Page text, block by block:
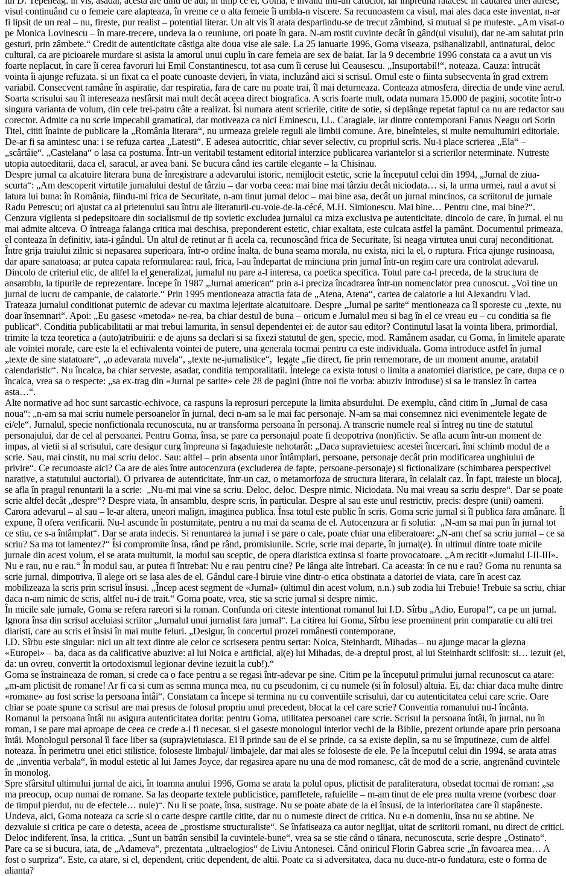
visul continuând cu o femeie care alapteaza, în vreme ce o alta femeie îi umbla-n viscere. Sa recunoastem ca visul, mai ales daca este inventat, n-ar
fi lipsit de un real – nu, fireste, pur realist – potential literar. Un alt vis îl arata despartindu-se de trecut zâmbind, si mutual si pe muteste. „Am visat-o
pe Monica Lovinescu – în mare-trecere, undeva la o reuniune, ori poate în gara. N-am rostit cuvinte decât în gând(ul visului), dar ne-am salutat prin
gesturi, prin zâmbete.“ Credit de autenticitate câstiga alte doua vise ale sale. La 25 ianuarie 1996, Goma viseaza, psihanalizabil, antinatural, deloc
cultural, ca are picioarele murdare si asista la amorul unui cuplu în care femeia are sex de baiat. Iar la 9 decembrie 1996 constata ca a avut un vis
foarte neplacut, în care îi cerea favoruri lui Emil Constantinescu, tot asa cum îi ceruse lui Ceausescu. „Insuportabil!“, noteaza. Cauza: întrucât
vointa îi ajunge refuzata. si un fixat ca el poate cunoaste devieri, în viata, incluzând aici si scrisul. Omul este o fiinta subsecventa în grad extrem
variabil. Consecvent ramâne în aspiratie, dar respiratia, fara de care nu poate trai, îl mai deturneaza. Conteaza atmosfera, directia de unde vine aerul.
Soarta scrisului sau îl intereseaza nesfârsit mai mult decât aceea direct biografica. A scris foarte mult, odata numara 15.000 de pagini, socotite într-o
singura varianta de volum, din cele trei-patru câte a realizat. Îsi numara atent scrierile, citite de sotie, si deplânge repetat faptul ca nu are redactor sau
corector. Admite ca nu scrie impecabil gramatical, dar motiveaza ca nici Eminescu, I.L. Caragiale, iar dintre contemporani Fanus Neagu ori Sorin
Titel, cititi înainte de publicare la „România literara“, nu urmeaza grelele reguli ale limbii comune. Are, bineînteles, si multe nemultumiri editoriale.
De-ar fi sa amintesc una: i se refuza cartea „Latesti“. E adesea autocritic, chiar sever selectiv, cu propriul scris. Nu-i place scrierea „Ela“ –
„scârtâie“. „Castelana“ o lasa ca postuma. Într-un veritabil testament editorial interzice publicarea variantelor si a scrierilor neterminate. Nutreste
utopia autoeditarii, daca el, saracul, ar avea bani. Se bucura când ies cartile elegante – la Chisinau.
Despre jurnal ca alcatuire literara buna de înregistrare a adevarului istoric, nemijlocit estetic, scrie la începutul celui din 1994, „Jurnal de ziua-
scurta“: „Am descoperit virtutile jurnalului destul de târziu – dar vorba ceea: mai bine mai târziu decât niciodata… si, la urma urmei, raul a avut si
latura lui buna: în România, fiindu-mi frica de Securitate, n-am tinut jurnal deloc – mai bine asa, decât un jurnal mincinos, ca scriitorul de jurnale
Radu Petrescu; ori ajustat ca al prietenului sau întru ale literaturii-cu-voie-de-la-cécé, M.H. Simionescu. Mai bine… Pentru cine, mai bine?“.
Cenzura vigilenta si pedepsitoare din socialismul de tip sovietic excludea jurnalul ca miza exclusiva pe autenticitate, dincolo de care, în jurnal, el nu
mai admite altceva. O întreaga falanga critica mai deschisa, preponderent estetic, chiar exaltata, este culcata astfel la pamânt. Documentul primeaza,
el conteaza în definitiv, iata-i gândul. Un altul de retinut ar fi acela ca, recunoscând frica de Securitate, îsi neaga virtutea unui curaj neconditionat.
Între grija traiului zilnic si nepasarea superioara, într-o ordine înalta, de buna seama morala, nu exista, nici la el, o ruptura. Frica ajunge rusinoasa,
dar apare sanatoasa; ar putea capata reformularea: raul, frica, l-au îndepartat de minciuna prin jurnal într-un regim care ura controlat adevarul.
Dincolo de criteriul etic, de altfel la el generalizat, jurnalul nu pare a-l interesa, ca poetica specifica. Totul pare ca-l preceda, de la structura de
ansamblu, la tipurile de reprezentare. Începe în 1987 „Jurnal american“ prin a-i preciza încadrarea într-un nomenclator prea cunoscut. „Voi tine un
jurnal de lucru de campanie, de calatorie.“ Prin 1995 mentioneaza atractia fata de „Atena, Atena“, cartea de calatorie a lui Alexandru Vlad.
Trateaza jurnalul conditionat puternic de adevar cu maxima lejeritate alcatuitoare. Despre „Jurnal pe sarite“ mentioneaza ca îl sporeste cu „texte, nu
doar însemnari“. Apoi: „Eu gasesc «metoda» ne-rea, ba chiar destul de buna – oricum e Jurnalul meu si bag în el ce vreau eu – cu conditia sa fie
publicat“. Conditia publicabilitatii ar mai trebui lamurita, în sensul dependentei ei: de autor sau editor? Continutul lasat la vointa libera, primordial,
trimite la teza teoretica a (auto)atribuirii: e de ajuns sa declari si sa fixezi statutul de gen, specie, mod. Ramânem asadar, cu Goma, în limitele aparate
ale vointei morale, care este la el echivalenta vointei de putere, una generala tocmai pentru ca este individuala. Goma introduce astfel în jurnal
„texte de sine statatoare“, „o adevarata nuvela“, „texte ne-jurnalistice“, legate „fie direct, fie prin rememorare, de un moment anume, aratabil
calendaristic“. Nu încalca, ba chiar serveste, asadar, conditia temporalitatii. Întelege ca exista totusi o limita a anatomiei diaristice, pe care, dupa ce o
încalca, vrea sa o respecte: „sa ex-trag din «Jurnal pe sarite» cele 28 de pagini (între noi fie vorba: abuziv introduse) si sa le translez în cartea
asta…“.
Alte normative ad hoc sunt sarcastic-echivoce, ca raspuns la reprosuri percepute la limita absurdului. De exemplu, când citim în „Jurnal de casa
noua“: „n-am sa mai scriu numele persoanelor în jurnal, deci n-am sa le mai fac personaje. N-am sa mai consemnez nici evenimentele legate de
ei/ele“. Jurnalul, specie nonfictionala recunoscuta, nu ar transforma persoana în personaj. A transcrie numele real si întreg nu tine de statutul
personajului, dar de cel al persoanei. Pentru Goma, însa, se pare ca personajul poate fi deopotriva (non)fictiv. Se afla acum într-un moment de
impas, al vietii si al scrisului, care desigur curg împreuna si fagaduieste nehotarât: „Daca supravietuiesc acestei încercari, îmi schimb modul de a
scrie. Sau, mai cinstit, nu mai scriu deloc. Sau: altfel – prin absenta unor întâmplari, persoane, personaje decât prin modificarea unghiului de
privire“. Ce recunoaste aici? Ca are de ales între autocenzura (excluderea de fapte, persoane-personaje) si fictionalizare (schimbarea perspectivei
narative, a statutului auctorial). O privarea de autenticitate, într-un caz, o metamorfoza de structura literara, în celalalt caz. În fapt, traieste un blocaj,
se afla în pragul renuntarii la a scrie: „Nu-mi mai vine sa scriu. Deloc, deloc. Despre nimic. Niciodata. Nu mai vreau sa scriu despre“. Dar se poate
scrie altfel decât „despre“? Despre viata, în ansamblu, despre scris, în particular. Despre al sau este unul restrictiv, precis: despre (unii) oameni.
Carora adevarul – al sau – le-ar altera, uneori malign, imaginea publica. Însa totul este public în scris. Goma scrie jurnal si îl publica fara amânare. Îl
expune, îl ofera verificarii. Nu-l ascunde în postumitate, pentru a nu mai da seama de el. Autocenzura ar fi solutia: „N-am sa mai pun în jurnal tot
ce stiu, ce s-a întâmplat“. Dar se arata indecis. Si renuntarea la jurnal i se pare o cale, poate chiar una eliberatoare: „N-am chef sa scriu jurnal – ce sa
scriu? Sa ma tot lamentez?“ Îsi compromite însa, rând pe rând, promisiunile. Scrie, scrie mai departe, în jurnal(e). În ultimul dintre toate micile
jurnale din acest volum, el se arata multumit, la modul sau sceptic, de opera diaristica extinsa si foarte provocatoare. „Am recitit «Jurnalul I-II-III».
Nu e rau, nu e rau.“ În modul sau, ar putea fi întrebat: Nu e rau pentru cine? Pe lânga alte întrebari. Ca aceasta: în ce nu e rau? Goma nu renunta sa
scrie jurnal, dimpotriva, îl alege ori se lasa ales de el. Gândul care-l biruie vine dintr-o etica obstinata a datoriei de viata, care în acest caz
mobilizeaza la scris prin scrisul însusi. „Încep acest segment de «Jurnal» (ultimul din acest volum, n.n.) sub zodia lui Trebuie! Trebuie sa scriu, chiar
daca n-am nimic de scris, altfel nu-i de trait.“ Goma poate, vrea, stie sa scrie jurnal si despre nimic.
În micile sale jurnale, Goma se refera rareori si la roman. Confunda ori citeste intentionat romanul lui I.D. Sîrbu „Adio, Europa!“, ca pe un jurnal.
Ignora însa din scrisul aceluiasi scriitor „Jurnalul unui jurnalist fara jurnal“. La citirea lui Goma, Sîrbu iese proeminent prin comparatie cu alti trei
diaristi, care au scris ei însisi în mai multe feluri. „Desigur, în concertul prozei românesti contemporane,
I.D. Sîrbu este singular: nici un alt text dintre ale celor ce scrisesera pentru sertar: Noica, Steinhardt, Mihadas – nu ajunge macar la glezna
«Europei» – ba, daca as da calificative abuzive: al lui Noica e artificial, al(e) lui Mihadas, de-a dreptul prost, al lui Steinhardt sclifosit: si… iezuit (ei,
da: un ovreu, convertit la ortodoxismul legionar devine iezuit la cub!).“
Goma se înstraineaza de roman, si crede ca o face pentru a se regasi într-adevar pe sine. Citim pe la începutul primului jurnal recunoscut ca atare:
„m-am plictisit de romane! Ar fi ca si cum as semna munca mea, nu cu pseudonim, ci cu numele (si în folosul) altuia. Ei, da: chiar daca multe dintre
«romane» au fost scrise la persoana întâi“. Constatam ca începe si termina nu cu conventiile scrisului, dar cu autenticitatea celui care scrie. Oare
chiar se poate spune ca scrisul are mai presus de folosul propriu unul precedent, blocat la cel care scrie? Conventia romanului nu-l încânta.
Romanul la persoana întâi nu asigura autenticitatea dorita: pentru Goma, utilitatea persoanei care scrie. Scrisul la persoana întâi, în jurnal, nu în
roman, i se pare mai aproape de ceea ce crede a-i fi necesar. si el gaseste monologul interior vechi de la Biblie, prezent oriunde apare prin persoana
întâi. Monologul personal îl face liber sa (supra)vietuiasca. El îl prinde sau de el se prinde, ca sa existe deplin, sa nu se împutineze, cum de altfel
noteaza. În perimetru unei etici stilistice, foloseste limbajul/ limbajele, dar mai ales se foloseste de ele. Pe la începutul celui din 1994, se arata atras
de „inventia verbala“, în modul estetic al lui James Joyce, dar regasirea apare nu una de mod romanesc, cât de mod de a scrie, angrenând cuvintele
în monolog.
Spre sfârsitul ultimului jurnal de aici, în toamna anului 1996, Goma se arata la polul opus, plictisit de paraliteratura, obsedat tocmai de roman: „sa
ma preocup, ocup numai de romane. Sa las deoparte textele publicistice, pamfletele, rafuielile – m-am tinut de ele prea multa vreme (vorbesc doar
de timpul pierdut, nu de efectele… nule)“. Nu li se poate, însa, sustrage. Nu se poate abate de la el însusi, de la interioritatea care îl stapâneste.
Undeva, aici, Goma noteaza ca scrie si o carte despre cartile citite, dar nu o numeste direct de critica. Nu e-n domeniu, însa nu se abtine. Ne
dezvaluie si critica pe care o detesta, aceea de „prostisme structuraliste“. Se înfatiseaza ca autor neglijat, uitat de scriitorii romani, nu direct de critici.
Deloc indiferent, însa, la critica. „Sunt un batrân sensibil la cuvintele-bune“, vrea sa se stie când o tânara, necunoscuta, scrie despre „Ostinato“.
Pare ca se si bucura, iata, de „Adameva“, prezentata „ultraelogios“ de Liviu Antonesei. Când oniricul Florin Gabrea scrie „în favoarea mea… A
fost o surpriza“. Este, ca atare, si el, dependent, critic dependent, de altii. Poate ca si adversitatea, daca nu duce-ntr-o fundatura, este o forma de
alianta?